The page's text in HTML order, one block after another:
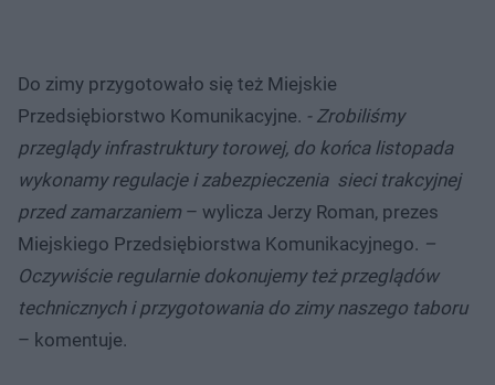
Do zimy przygotowało się też Miejskie
Przedsiębiorstwo Komunikacyjne. - Zrobiliśmy
przeglądy infrastruktury torowej, do końca listopada
wykonamy regulacje i zabezpieczenia sieci trakcyjnej
przed zamarzaniem – wylicza Jerzy Roman, prezes
Miejskiego Przedsiębiorstwa Komunikacyjnego. –
Oczywiście regularnie dokonujemy też przeglądów
technicznych i przygotowania do zimy naszego taboru
– komentuje.